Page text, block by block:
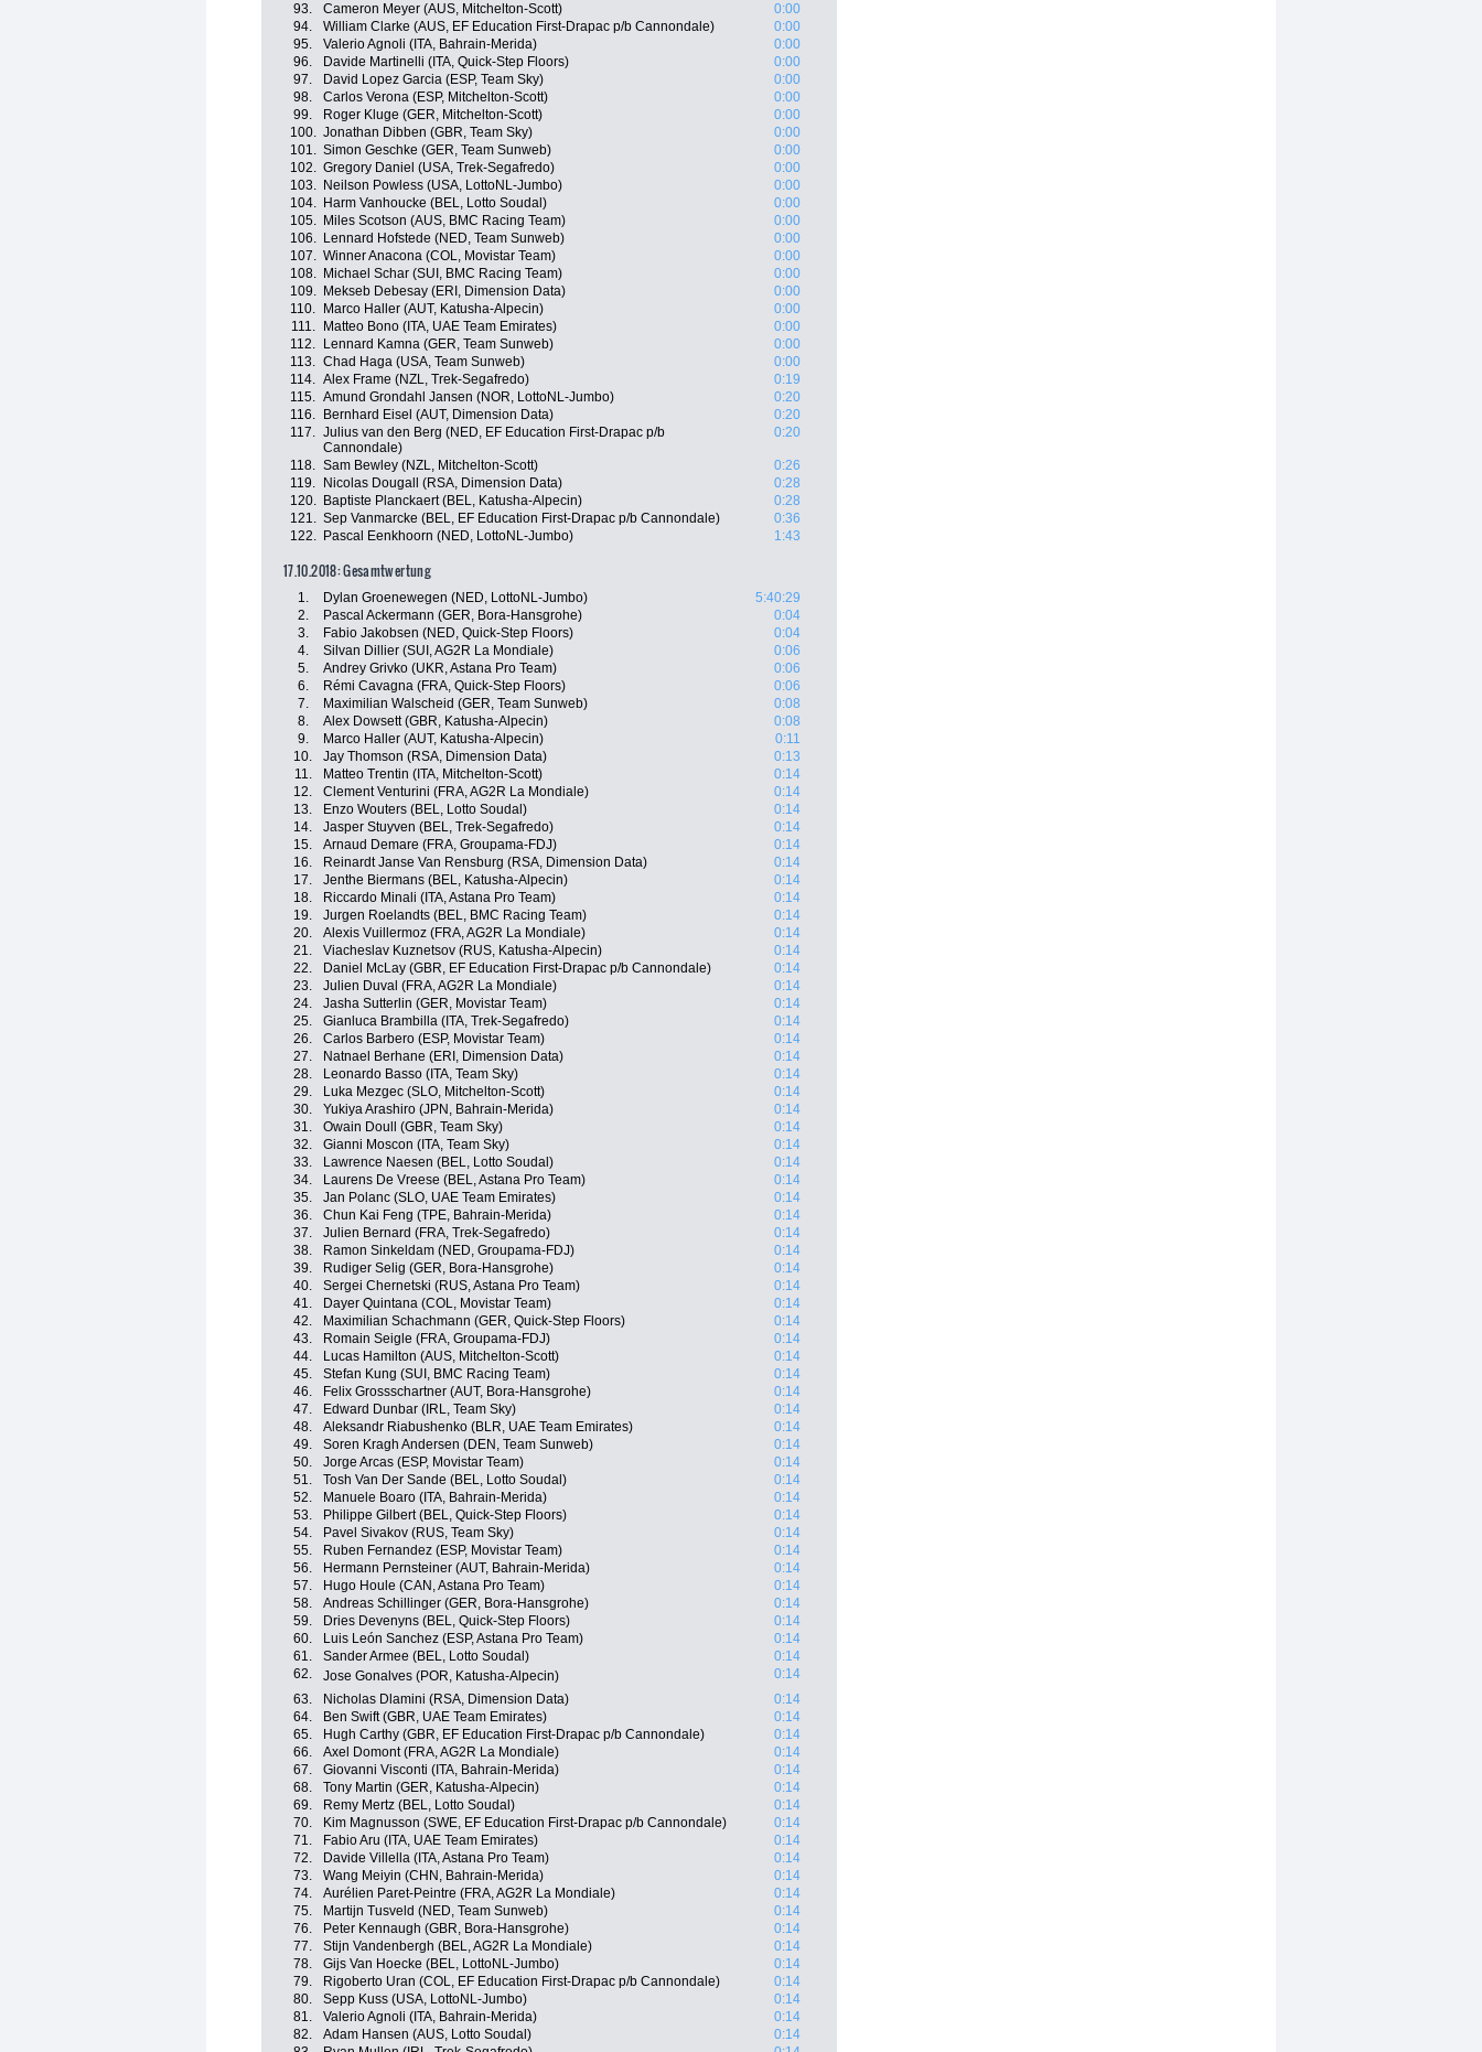
93.
Cameron Meyer (AUS, Mitchelton-Scott)
0:00
94.
William Clarke (AUS, EF Education First-Drapac p/b Cannondale)
0:00
95.
Valerio Agnoli (ITA, Bahrain-Merida)
0:00
96.
Davide Martinelli (ITA, Quick-Step Floors)
0:00
97.
David Lopez Garcia (ESP, Team Sky)
0:00
98.
Carlos Verona (ESP, Mitchelton-Scott)
0:00
99.
Roger Kluge (GER, Mitchelton-Scott)
0:00
100. Jonathan Dibben (GBR, Team Sky)
0:00
101. Simon Geschke (GER, Team Sunweb)
0:00
102. Gregory Daniel (USA, Trek-Segafredo)
0:00
103.
Neilson Powless (USA, LottoNL-Jumbo)
0:00
104.
Harm Vanhoucke (BEL, Lotto Soudal)
0:00
105.
Miles Scotson (AUS, BMC Racing Team)
0:00
106.
Lennard Hofstede (NED, Team Sunweb)
0:00
107. Winner Anacona (COL, Movistar Team)
0:00
108.
Michael Schar (SUI, BMC Racing Team)
0:00
109.
Mekseb Debesay (ERI, Dimension Data)
0:00
110.
Marco Haller (AUT, Katusha-Alpecin)
0:00
111.
Matteo Bono (ITA, UAE Team Emirates)
0:00
112.
Lennard Kamna (GER, Team Sunweb)
0:00
113. Chad Haga (USA, Team Sunweb)
0:00
114. Alex Frame (NZL, Trek-Segafredo)
0:19
115. Amund Grondahl Jansen (NOR, LottoNL-Jumbo)
0:20
116.
Bernhard Eisel (AUT, Dimension Data)
0:20
117. Julius van den Berg (NED, EF Education First-Drapac p/b
Cannondale)
0:20
118. Sam Bewley (NZL, Mitchelton-Scott)
0:26
119.
Nicolas Dougall (RSA, Dimension Data)
0:28
120.
Baptiste Planckaert (BEL, Katusha-Alpecin)
0:28
121. Sep Vanmarcke (BEL, EF Education First-Drapac p/b Cannondale)
0:36
122.
Pascal Eenkhoorn (NED, LottoNL-Jumbo) 1:43
17.10.2018: Gesamtwertung
1. Dylan Groenewegen (NED, LottoNL-Jumbo)
5:40:29
2.
Pascal Ackermann (GER, Bora-Hansgrohe)
0:04
3.
Fabio Jakobsen (NED, Quick-Step Floors)
0:04
4.
Silvan Dillier (SUI, AG2R La Mondiale)
0:06
5.
Andrey Grivko (UKR, Astana Pro Team)
0:06
6.
Rémi Cavagna (FRA, Quick-Step Floors)
0:06
7.
Maximilian Walscheid (GER, Team Sunweb)
0:08
8.
Alex Dowsett (GBR, Katusha-Alpecin)
0:08
9.
Marco Haller (AUT, Katusha-Alpecin)
0:11
10.
Jay Thomson (RSA, Dimension Data)
0:13
11.
Matteo Trentin (ITA, Mitchelton-Scott)
0:14
12.
Clement Venturini (FRA, AG2R La Mondiale)
0:14
13.
Enzo Wouters (BEL, Lotto Soudal)
0:14
14.
Jasper Stuyven (BEL, Trek-Segafredo)
0:14
15.
Arnaud Demare (FRA, Groupama-FDJ)
0:14
16.
Reinardt Janse Van Rensburg (RSA, Dimension Data)
0:14
17.
Jenthe Biermans (BEL, Katusha-Alpecin)
0:14
18.
Riccardo Minali (ITA, Astana Pro Team)
0:14
19.
Jurgen Roelandts (BEL, BMC Racing Team)
0:14
20.
Alexis Vuillermoz (FRA, AG2R La Mondiale)
0:14
21.
Viacheslav Kuznetsov (RUS, Katusha-Alpecin)
0:14
22.
Daniel McLay (GBR, EF Education First-Drapac p/b Cannondale)
0:14
23.
Julien Duval (FRA, AG2R La Mondiale)
0:14
24.
Jasha Sutterlin (GER, Movistar Team)
0:14
25.
Gianluca Brambilla (ITA, Trek-Segafredo)
0:14
26.
Carlos Barbero (ESP, Movistar Team)
0:14
27.
Natnael Berhane (ERI, Dimension Data)
0:14
28.
Leonardo Basso (ITA, Team Sky)
0:14
29.
Luka Mezgec (SLO, Mitchelton-Scott)
0:14
30.
Yukiya Arashiro (JPN, Bahrain-Merida)
0:14
31.
Owain Doull (GBR, Team Sky)
0:14
32.
Gianni Moscon (ITA, Team Sky)
0:14
33.
Lawrence Naesen (BEL, Lotto Soudal)
0:14
34.
Laurens De Vreese (BEL, Astana Pro Team)
0:14
35.
Jan Polanc (SLO, UAE Team Emirates)
0:14
36.
Chun Kai Feng (TPE, Bahrain-Merida)
0:14
37.
Julien Bernard (FRA, Trek-Segafredo)
0:14
38.
Ramon Sinkeldam (NED, Groupama-FDJ)
0:14
39.
Rudiger Selig (GER, Bora-Hansgrohe)
0:14
40.
Sergei Chernetski (RUS, Astana Pro Team)
0:14
41.
Dayer Quintana (COL, Movistar Team)
0:14
42.
Maximilian Schachmann (GER, Quick-Step Floors)
0:14
43.
Romain Seigle (FRA, Groupama-FDJ)
0:14
44.
Lucas Hamilton (AUS, Mitchelton-Scott)
0:14
45.
Stefan Kung (SUI, BMC Racing Team)
0:14
46.
Felix Grossschartner (AUT, Bora-Hansgrohe)
0:14
47.
Edward Dunbar (IRL, Team Sky)
0:14
48.
Aleksandr Riabushenko (BLR, UAE Team Emirates)
0:14
49.
Soren Kragh Andersen (DEN, Team Sunweb)
0:14
50.
Jorge Arcas (ESP, Movistar Team)
0:14
51.
Tosh Van Der Sande (BEL, Lotto Soudal)
0:14
52.
Manuele Boaro (ITA, Bahrain-Merida)
0:14
53.
Philippe Gilbert (BEL, Quick-Step Floors)
0:14
54.
Pavel Sivakov (RUS, Team Sky)
0:14
55.
Ruben Fernandez (ESP, Movistar Team)
0:14
56.
Hermann Pernsteiner (AUT, Bahrain-Merida)
0:14
57.
Hugo Houle (CAN, Astana Pro Team)
0:14
58.
Andreas Schillinger (GER, Bora-Hansgrohe)
0:14
59.
Dries Devenyns (BEL, Quick-Step Floors)
0:14
60.
Luis León Sanchez (ESP, Astana Pro Team)
0:14
61.
Sander Armee (BEL, Lotto Soudal)
0:14
62.
Jose Gonalves (POR, Katusha-Alpecin)
0:14
63.
Nicholas Dlamini (RSA, Dimension Data)
0:14
64.
Ben Swift (GBR, UAE Team Emirates)
0:14
65.
Hugh Carthy (GBR, EF Education First-Drapac p/b Cannondale)
0:14
66.
Axel Domont (FRA, AG2R La Mondiale)
0:14
67.
Giovanni Visconti (ITA, Bahrain-Merida)
0:14
68.
Tony Martin (GER, Katusha-Alpecin)
0:14
69.
Remy Mertz (BEL, Lotto Soudal)
0:14
70.
Kim Magnusson (SWE, EF Education First-Drapac p/b Cannondale)
0:14
71.
Fabio Aru (ITA, UAE Team Emirates)
0:14
72.
Davide Villella (ITA, Astana Pro Team)
0:14
73.
Wang Meiyin (CHN, Bahrain-Merida)
0:14
74.
Aurélien Paret-Peintre (FRA, AG2R La Mondiale)
0:14
75.
Martijn Tusveld (NED, Team Sunweb)
0:14
76.
Peter Kennaugh (GBR, Bora-Hansgrohe)
0:14
77.
Stijn Vandenbergh (BEL, AG2R La Mondiale)
0:14
78.
Gijs Van Hoecke (BEL, LottoNL-Jumbo)
0:14
79.
Rigoberto Uran (COL, EF Education First-Drapac p/b Cannondale)
0:14
80.
Sepp Kuss (USA, LottoNL-Jumbo)
0:14
81.
Valerio Agnoli (ITA, Bahrain-Merida)
0:14
82.
Adam Hansen (AUS, Lotto Soudal)
0:14